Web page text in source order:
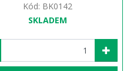
Kód: BK0142
SKLADEM